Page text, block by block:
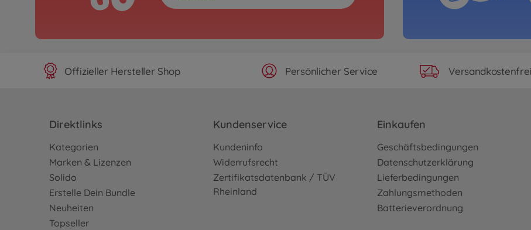
Offizieller Hersteller Shop Persönlicher Service
Direktlinks
Kategorien
Marken & Lizenzen
Solido
Erstelle Dein Bundle
Neuheiten
Topseller
Kundenservice
Kundeninfo
Widerrufsrecht
Zertifikatsdatenbank / TÜV
Rheinland
Einkaufen
Geschäftsbedingungen
Datenschutzerklärung
Lieferbedingungen
Zahlungsmethoden
Batterieverordnung